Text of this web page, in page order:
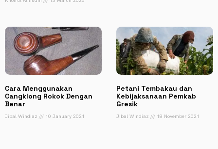
Cara Menggunakan
Cangklong Rokok Dengan
Benar
Jibal Windiaz 10 January 2021
Petani Tembakau dan
Kebijaksanaan Pemkab
Gresik
Jibal Windiaz 18 November 2021